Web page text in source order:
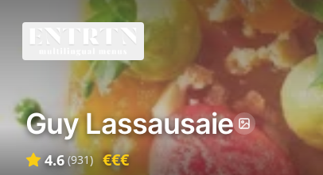
Guy Lassausaie
4.6 (931) €€€